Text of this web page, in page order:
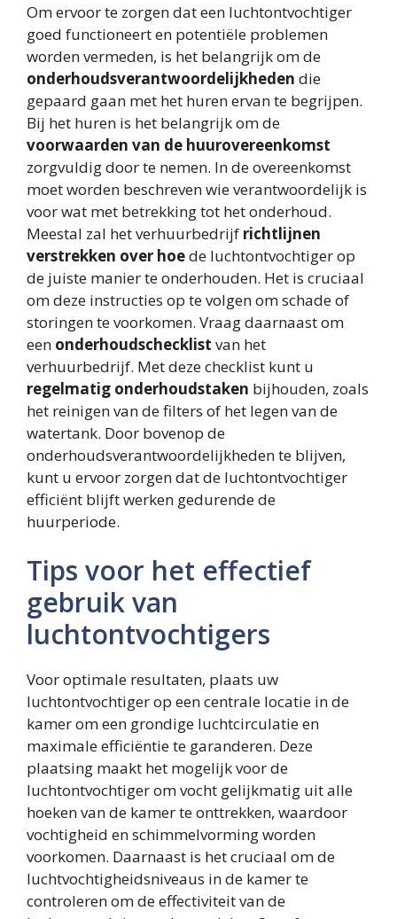
Om ervoor te zorgen dat een luchtontvochtiger
goed functioneert en potentiële problemen
worden vermeden, is het belangrijk om de
onderhoudsverantwoordelijkheden die
gepaard gaan met het huren ervan te begrijpen.
Bij het huren is het belangrijk om de
voorwaarden van de huurovereenkomst
zorgvuldig door te nemen. In de overeenkomst
moet worden beschreven wie verantwoordelijk is
voor wat met betrekking tot het onderhoud.
Meestal zal het verhuurbedrijf richtlijnen
verstrekken over hoede luchtontvochtiger op
de juiste manier te onderhouden. Het is cruciaal
om deze instructies op te volgen om schade of
storingen te voorkomen. Vraag daarnaast om
een onderhoudschecklist van het
verhuurbedrijf. Met deze checklist kunt u
regelmatig onderhoudstaken bijhouden, zoals
het reinigen van de filters of het legen van de
watertank. Door bovenop de
onderhoudsverantwoordelijkheden te blijven,
kunt u ervoor zorgen dat de luchtontvochtiger
efficiënt blijft werken gedurende de
huurperiode.
Tips voor het effectief
gebruik van
luchtontvochtigers
Voor optimale resultaten, plaats uw
luchtontvochtiger op een centrale locatie in de
kamer om een grondige luchtcirculatie en
maximale efficiëntie te garanderen. Deze
plaatsing maakt het mogelijk voor de
luchtontvochtiger om vocht gelijkmatig uit alle
hoeken van de kamer te onttrekken, waardoor
vochtigheid en schimmelvorming worden
voorkomen. Daarnaast is het cruciaal om de
luchtvochtigheidsniveaus in de kamer te
controleren om de effectiviteit van de